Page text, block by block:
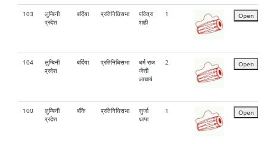
103
लुम्बिनी
प्रदेश
बर्दिया प्रतिनिधिसभा
पवित्रा
शाही
1 Open
104
लुम्बिनी
प्रदेश
बर्दिया प्रतिनिधिसभा
धर्म राज
जैसी
आचार्य
2 Open
100
लुम्बिनी
प्रदेश
बाँके प्रतिनिधिसभा
सुर्जा
थापा
1 Open